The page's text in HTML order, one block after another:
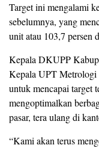
Target ini mengalami
sebelumnya, yang
unit atau 103,7 persen
Kepala DKUPP
Kepala UPT Metrologi
untuk mencapai target
mengoptimalkan
pasar, tera ulang di
“Kami akan terus